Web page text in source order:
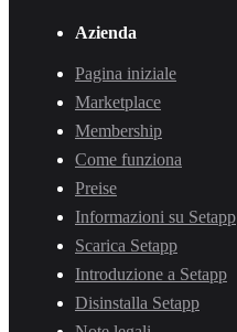
Azienda
Pagina iniziale
Marketplace
Membership
Come funziona
Preise
Informazioni su Setapp
Scarica Setapp
Introduzione a Setapp
Disinstalla Setapp